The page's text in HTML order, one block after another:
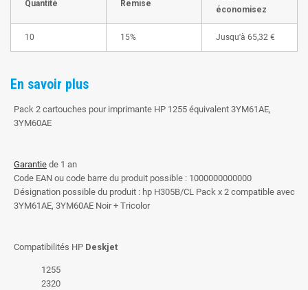
Quantité Remise
économisez
10 15% Jusqu'à 65,32 €
En savoir plus
Pack 2 cartouches pour imprimante HP 1255 équivalent 3YM61AE,
3YM60AE
Garantie de 1 an
Code EAN ou code barre du produit possible : 1000000000000
Désignation possible du produit : hp H305B/CL Pack x 2 compatible avec
3YM61AE, 3YM60AE Noir + Tricolor
Compatibilités HP Deskjet
1255
2320